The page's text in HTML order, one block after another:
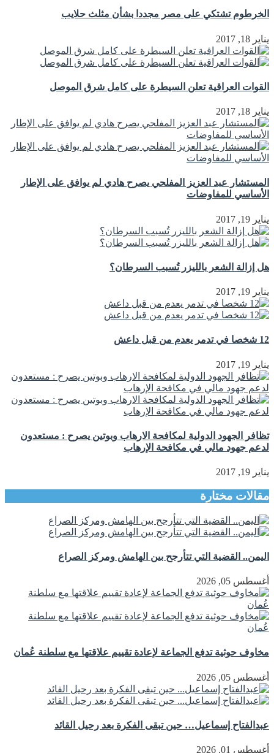
الخرطوم تشتكي على مصر مجددا بشأن مثلث حلايب
يناير 18, 2017
القوات العراقية تعلن السيطرة على كامل شرق الموصل
يناير 18, 2017
المستشار عبد العزيز المفلحي يصرح هادي لم يوافق على الإطار
الأساسي للمفاوضات
يناير 19, 2017
هل إزالة الشعر بالليزر تُسبب السرطان؟
يناير 19, 2017
12 شخصا في تدمر يعدم من قبل داعش
يناير 19, 2017
تظافر الجهود الدولية لمكافحة الارهاب وبوتين يصرح : مستعدون
لدعم جهود مالي في مكافحة الإرهاب
يناير 19, 2017
مقالات مختارة
اليمن.. القضية التي تتأرجح بين الهامش ومركز الصراع
أغسطس 05, 2026
مخاوف حوثية تدفع الجماعة لإعادة تقييم علاقتها مع سلطنة عُمان
أغسطس 05, 2026
عبدالفتاح إسماعيل… حين تبقى الفكرة بعد رحيل القائد
أغسطس 01, 2026